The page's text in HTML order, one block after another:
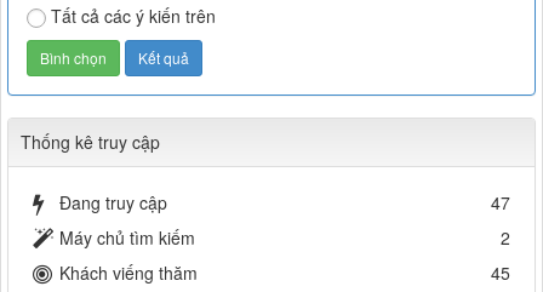
Tất cả các ý kiến trên
Thống kê truy cập
Đang truy cập
47
Máy chủ tìm kiếm
2
Khách viếng thăm
45